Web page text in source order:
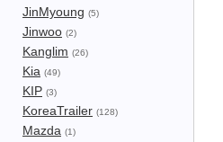
JinMyoung (5)
Jinwoo (2)
Kanglim (26)
Kia (49)
KIP (3)
KoreaTrailer (128)
Mazda (1)